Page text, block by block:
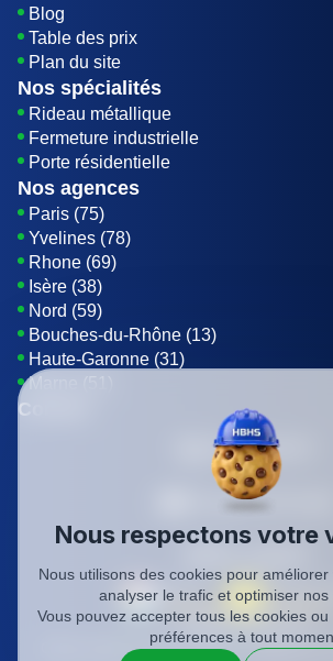
Blog
Table des prix
Plan du site
Nos spécialités
Rideau métallique
Fermeture industrielle
Porte résidentielle
Nos agences
Paris (75)
Yvelines (78)
Rhone (69)
Isère (38)
Nord (59)
Bouches-du-Rhône (13)
Haute-Garonne (31)
Marne (51)
Contact
01 85 42 08 07
Envoyer un E-mail
SIREN: 819116823
Charte qualité Mentions légales Politique de
Nous respectons votre
Nous utilisons des cookies pour améliorer
analyser le trafic et optimiser nos
Vous pouvez accepter tous les cookies
préférences à tout